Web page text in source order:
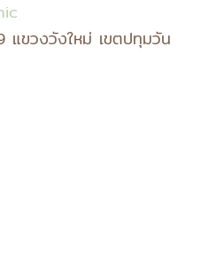
ขวงวังใหม่ เขตปทุมวัน